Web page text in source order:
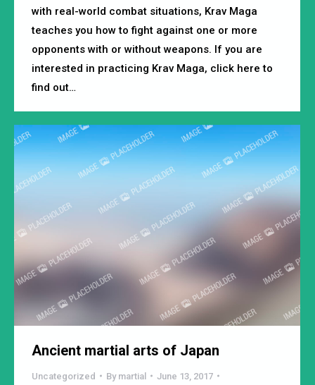
with real-world combat situations, Krav Maga
teaches you how to fight against one or more
opponents with or without weapons. If you are
interested in practicing Krav Maga, click here to
find out…
Ancient martial arts of Japan
Uncategorized By martial
June 13, 2017